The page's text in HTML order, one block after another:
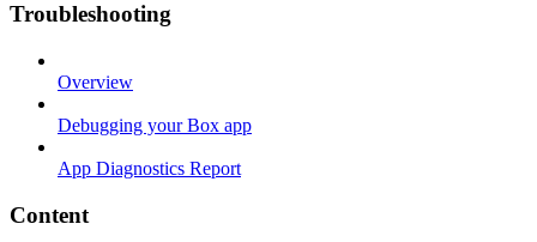
Troubleshooting
Overview
Debugging your Box app
App Diagnostics Report
Content